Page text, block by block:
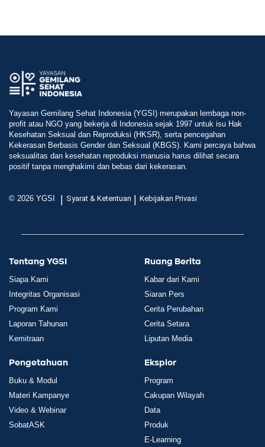
Yayasan Gemilang Sehat Indonesia (YGSI) merupakan lembaga non-
profit atau NGO yang bekerja di Indonesia sejak 1997 untuk isu Hak
Kesehatan Seksual dan Reproduksi (HKSR), serta pencegahan
Kekerasan Berbasis Gender dan Seksual (KBGS). Kami percaya bahwa
seksualitas dan kesehatan reproduksi manusia harus dilihat secara
positif tanpa menghakimi dan bebas dari kekerasan.
© 2026 YGSI | Syarat & Ketentuan | Kebijakan Privasi
Tentang YGSI
Siapa Kami
Integritas Organisasi
Program Kami
Laporan Tahunan
Kemitraan
Ruang Berita
Kabar dari Kami
Siaran Pers
Cerita Perubahan
Cerita Setara
Liputan Media
Pengetahuan
Buku & Modul
Materi Kampanye
Video & Webinar
SobatASK
Eksplor
Program
Cakupan Wilayah
Data
Produk
E-Learning